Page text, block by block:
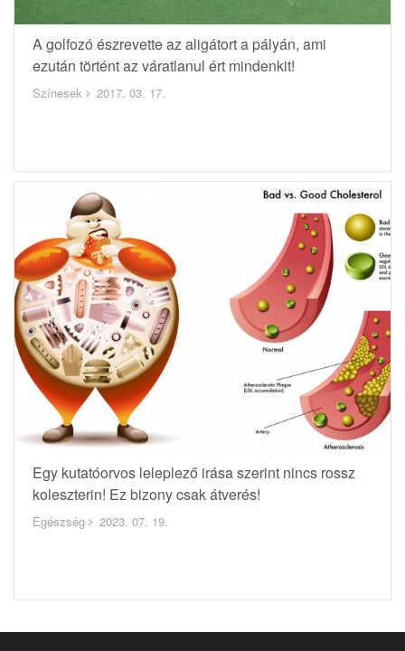
A golfozó észrevette az aligátort a pályán, ami
ezután történt az váratlanul ért mindenkit!
Színesek 2017. 03. 17.
Egy kutatóorvos leleplező irása szerint nincs rossz
koleszterin! Ez bizony csak átverés!
Egészség 2023. 07. 19.